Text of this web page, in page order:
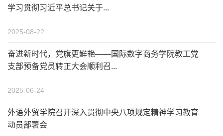
学习贯彻习近平总书记关于...
2025-08-22
奋进新时代，党旗更鲜艳——国际数字商务学院教工党
支部预备党员转正大会顺利召...
2025-06-24
外语外贸学院召开深入贯彻中央八项规定精神学习教育
动员部署会